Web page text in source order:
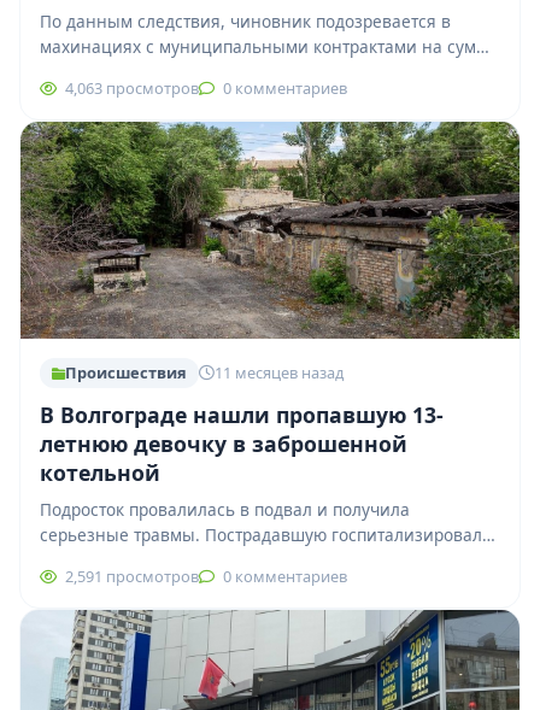
По данным следствия, чиновник подозревается в
махинациях с муниципальными контрактами на сумму
годов…
4,063 просмотров 0 комментариев
Происшествия 11 месяцев назад
В Волгограде нашли пропавшую 13-
летнюю девочку в заброшенной
котельной
Подросток провалилась в подвал и получила
серьезные травмы. Пострадавшую госпитализировали,
происшествия выясняют следователи и…
2,591 просмотров 0 комментариев